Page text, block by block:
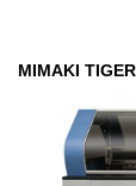
MIMAKI